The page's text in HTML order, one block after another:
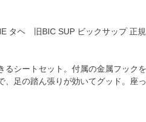
タヘ 旧BIC SUP ビックサップ 正
るシートセット。付属の金属フック
、足の踏ん張りが効いてグッド。